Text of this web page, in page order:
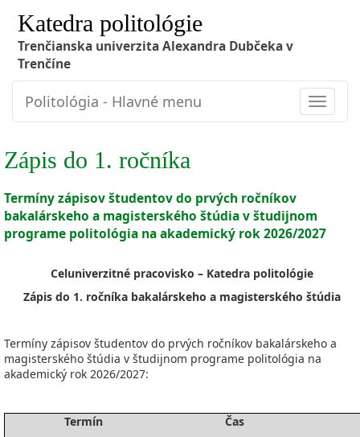
Katedra politológie
Trenčianska univerzita Alexandra Dubčeka v
Trenčíne
Toggle
Politológia - Hlavné menu
Zápis do 1. ročníka
Termíny zápisov študentov do prvých ročníkov
bakalárskeho a magisterského štúdia v študijnom
programe politológia na akademický rok 2026/2027
Celuniverzitné pracovisko – Katedra politológie
Zápis do 1. ročníka bakalárskeho a magisterského štúdia
Termíny zápisov študentov do prvých ročníkov bakalárskeho a
magisterského štúdia v študijnom programe politológia na
akademický rok 2026/2027:
Termín Čas